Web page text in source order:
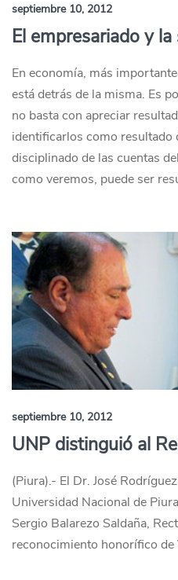
septiembre 10, 2012
El empresariado y
En economía, más
está detrás de la misma. Es
no basta con apreciar
identificarlos como resultado
disciplinado de las cuentas
como veremos, puede ser
septiembre 10, 2012
UNP distinguió al
(Piura).- El Dr. José
Universidad Nacional de
Sergio Balarezo Saldaña,
reconocimiento honorífico